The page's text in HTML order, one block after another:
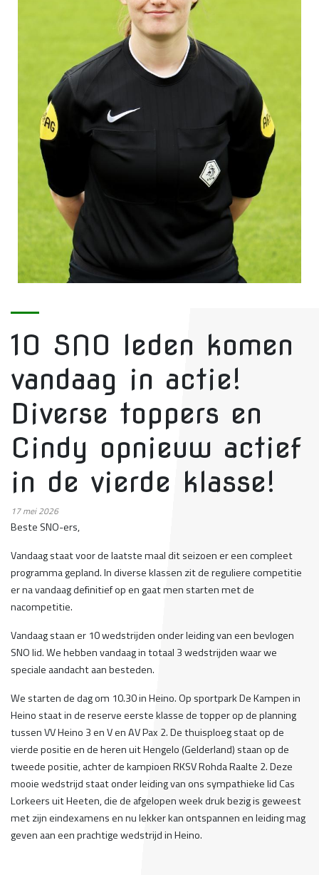
10 SNO leden komen
vandaag in actie!
Diverse toppers en
Cindy opnieuw actief
in de vierde klasse!
17mei 2026
Beste SNO-ers,
Vandaag staat voor de laatste maal dit seizoen er een compleet
programma gepland. In diverse klassen zit de reguliere competitie
er na vandaag definitief op en gaat men starten met de
nacompetitie.
Vandaag staan er 10 wedstrijden onder leiding van een bevlogen
SNO lid. We hebben vandaag in totaal 3 wedstrijden waar we
speciale aandacht aan besteden.
We starten de dag om 10.30 in Heino. Op sportpark De Kampen in
Heino staat in de reserve eerste klasse de topper op de planning
tussen VV Heino 3 en V en AV Pax 2. De thuisploeg staat op de
vierde positie en de heren uit Hengelo (Gelderland) staan op de
tweede positie, achter de kampioen RKSV Rohda Raalte 2. Deze
mooie wedstrijd staat onder leiding van ons sympathieke lid Cas
Lorkeers uit Heeten, die de afgelopen week druk bezig is geweest
met zijn eindexamens en nu lekker kan ontspannen en leiding mag
geven aan een prachtige wedstrijd in Heino.